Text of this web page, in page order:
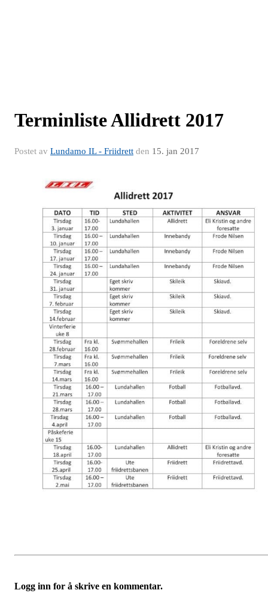
Terminliste Allidrett 2017
Postet av Lundamo IL - Friidrett den 15. jan 2017
Logg inn for å skrive en kommentar.